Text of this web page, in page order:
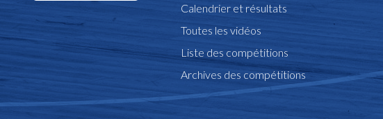
Calendrier et résultats
Toutes les vidéos
Liste des compétitions
Archives des compétitions